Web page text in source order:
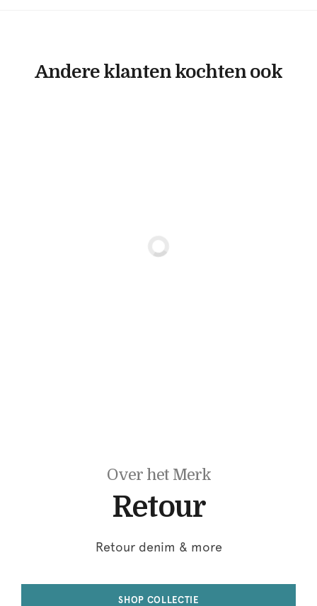
Andere klanten kochten ook
Over het Merk
Retour
Retour denim & more
SHOP COLLECTIE